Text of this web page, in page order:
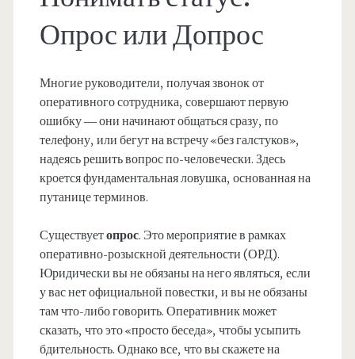
Опрос или Допрос
Многие руководители, получая звонок от
оперативного сотрудника, совершают первую
ошибку — они начинают общаться сразу, по
телефону, или бегут на встречу «без галстуков»,
надеясь решить вопрос по-человечески. Здесь
кроется фундаментальная ловушка, основанная на
путанице терминов.
Существуетопрос. Это мероприятие в рамках
оперативно-розыскной деятельности (ОРД).
Юридически вы не обязаны на него являться, если
у вас нет официальной повестки, и вы не обязаны
там что-либо говорить. Оперативник может
сказать, что это «просто беседа», чтобы усыпить
бдительность. Однако все, что вы скажете на